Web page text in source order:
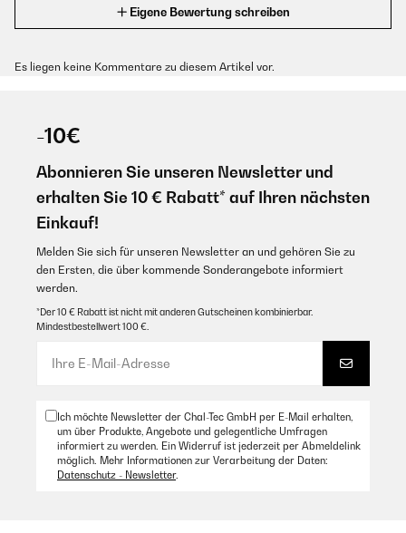
Eigene Bewertung schreiben
Es liegen keine Kommentare zu diesem Artikel vor.
-10€
Abonnieren Sie unseren Newsletter und
erhalten Sie 10 € Rabatt* auf Ihren nächsten
Einkauf!
Melden Sie sich für unseren Newsletter an und gehören Sie zu
den Ersten, die über kommende Sonderangebote informiert
werden.
*Der 10 € Rabatt ist nicht mit anderen Gutscheinen kombinierbar.
Mindestbestellwert 100 €.
Ich möchte Newsletter der Chal-Tec GmbH per E-Mail erhalten,
um über Produkte, Angebote und gelegentliche Umfragen
informiert zu werden. Ein Widerruf ist jederzeit per Abmeldelink
möglich. Mehr Informationen zur Verarbeitung der Daten:
Datenschutz - Newsletter.